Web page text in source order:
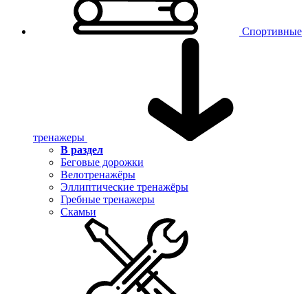
Спортивные
тренажеры
В раздел
Беговые дорожки
Велотренажёры
Эллиптические тренажёры
Гребные тренажеры
Скамьи